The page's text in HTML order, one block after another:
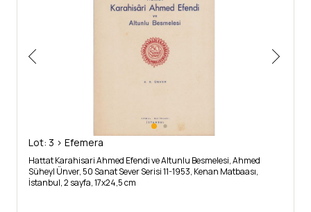
Lot: 3 > Efemera
Hattat Karahisari Ahmed Efendi ve Altunlu Besmelesi, Ahmed
Süheyl Ünver, 50 Sanat Sever Serisi 11-1953, Kenan Matbaası,
İstanbul, 2 sayfa, 17x24,5 cm